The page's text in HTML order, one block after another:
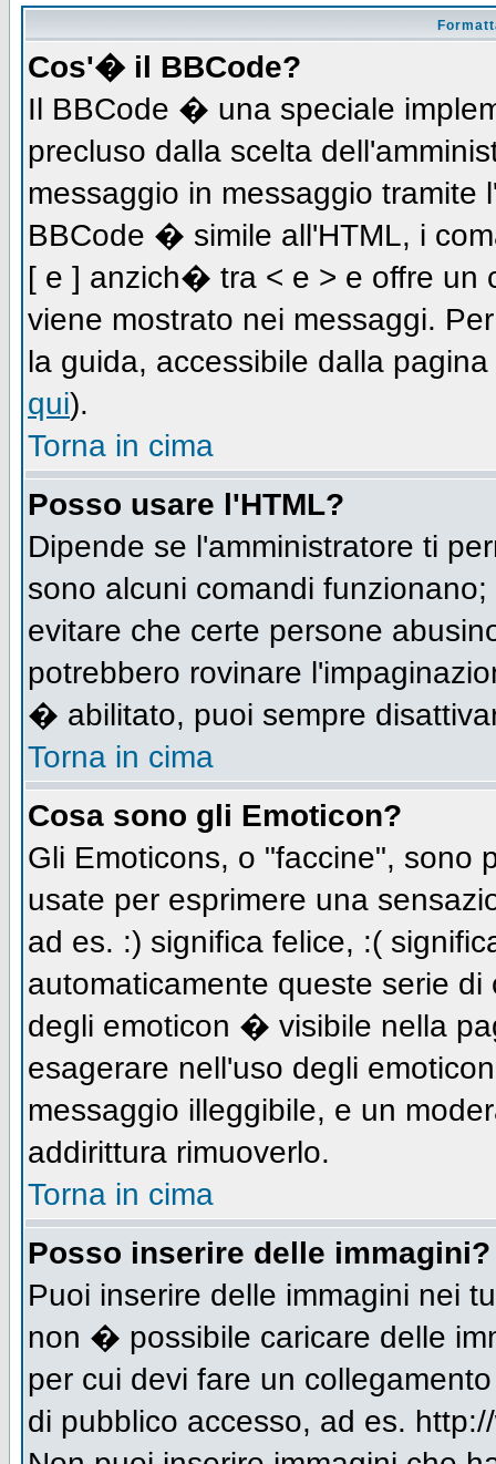
Cos'� il BBCode?
Il BBCode � una speciale
precluso dalla scelta
messaggio in messaggio tramite
BBCode � simile all'HTML, i
[ e ] anzich� tra < e > e offre un
viene mostrato nei messaggi.
la guida, accessibile dalla
qui).
Torna in cima
Posso usare l'HTML?
Dipende se l'amministratore ti
sono alcuni comandi
evitare che certe persone
potrebbero rovinare
� abilitato, puoi sempre
Torna in cima
Cosa sono gli Emoticon?
Gli Emoticons, o "faccine", sono
usate per esprimere una
ad es. :) significa felice, :(
automaticamente queste serie
degli emoticon � visibile nella
esagerare nell'uso degli
messaggio illeggibile, e un
addirittura rimuoverlo.
Torna in cima
Posso inserire delle immagini?
Puoi inserire delle immagini nei
non � possibile caricare delle
per cui devi fare un
di pubblico accesso, ad es.